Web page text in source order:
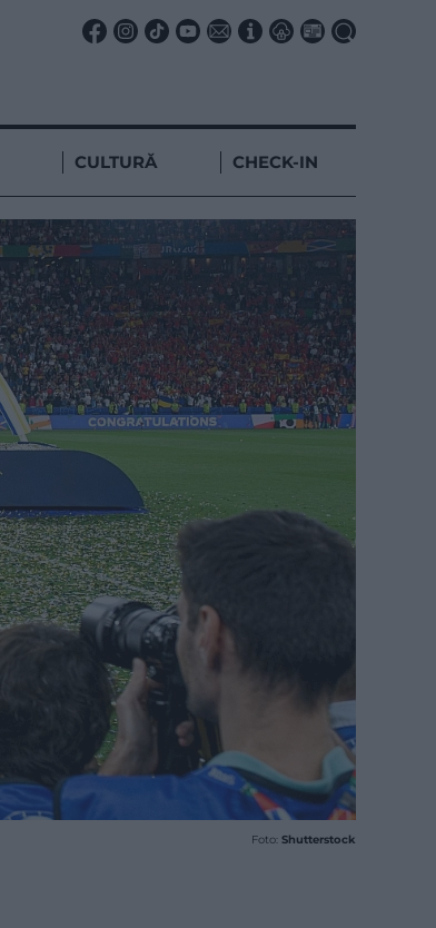
CULTURĂ CHECK-IN
Foto: Shutterstock